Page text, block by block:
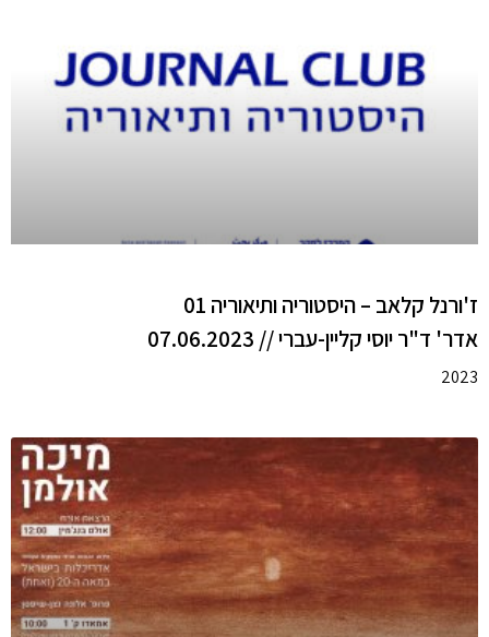
ז'ורנל קלאב – היסטוריה ותיאוריה 01
אדר' ד"ר יוסי קליין-עברי // 07.06.2023
2023